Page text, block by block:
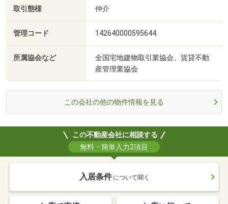
取引態様 仲介
管理コード 142640000595644
所属協会など
全国宅地建物取引業協会、賃貸不動
産管理業協会
この会社の他の物件情報を見る
この不動産会社に相談する
無料・簡単入力2項目
入居条件 について聞く